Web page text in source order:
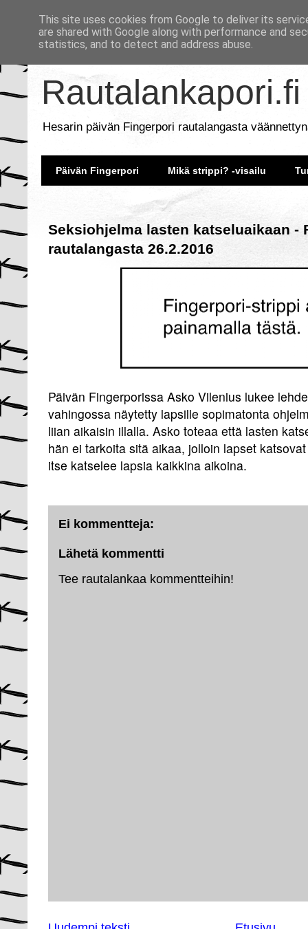
Rautalankapori.fi
Hesarin päivän Fingerpori rautalangasta
Päivän Fingerpori Mikä strippi? -visailu
Seksiohjelma lasten katseluaikaan -
rautalangasta 26.2.2016
Päivän Fingerporissa Asko Vilenius lukee
vahingossa näytetty lapsille sopimatonta
liian aikaisin illalla. Asko toteaa että lasten
hän ei tarkoita sitä aikaa, jolloin lapset
itse katselee lapsia kaikkina aikoina.
Ei kommentteja:
Lähetä kommentti
Tee rautalankaa kommentteihin!
This site uses cookies from Google to deliver its
are shared with Google along with performance and
statistics, and to detect and address abuse.